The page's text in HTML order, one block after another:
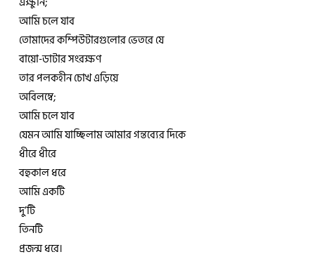
আমি চলে যাব
তোমাদের কম্পিউটারগুলোর ভেতরে যে
বায়ো-ডাটার সংরক্ষণ
তার পলকহীন চোখ এড়িয়ে
অবিলম্বে;
আমি চলে যাব
যেমন আমি যাচ্ছিলাম আমার গন্তব্যের দিকে
ধীরে ধীরে
বহুকাল ধরে
আমি একটি
দু’টি
তিনটি
প্রজন্ম ধরে।